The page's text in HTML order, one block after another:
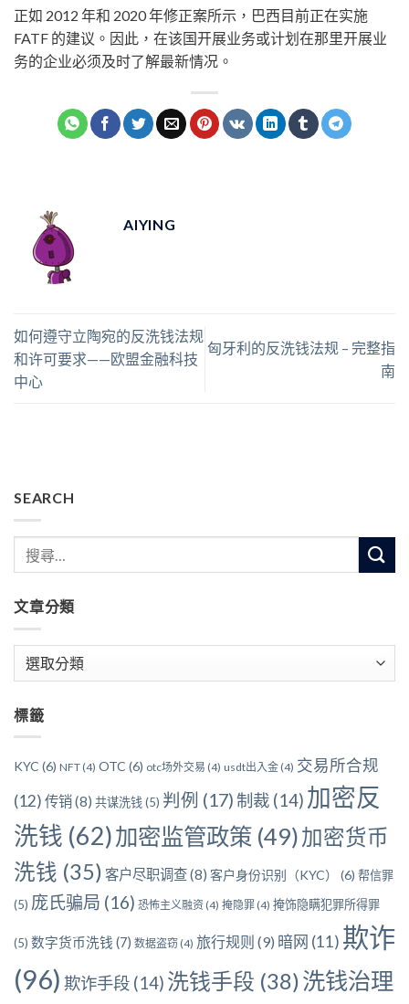
正如 2012 年和 2020 年修正案所示，巴西目前正在实施
FATF 的建议。因此，在该国开展业务或计划在那里开展业
务的企业必须及时了解最新情况。
AIYING
如何遵守立陶宛的反洗钱法规
和许可要求——欧盟金融科技
中心
匈牙利的反洗钱法规 – 完整指
南
SEARCH
文章分類
類
標籤
KYC (6) NFT (4) OTC (6) otc场外交易 (4) usdt出入金 (4) 交易所合规
(12) 传销(8) 共谋洗钱(5) 判例 (17)制裁 (14) 加密反
洗钱 (62)加密监管政策 (49)加密货币
洗钱 (35) 客户尽职调查(8) 客户身份识别（KYC） (6) 帮信罪
(5) 庞氏骗局 (16) 恐怖主义融资 (4) 掩隐罪 (4) 掩饰隐瞒犯罪所得罪
(5) 数字货币洗钱 (7) 数据盗窃 (4) 旅行规则 (9) 暗网 (11) 欺诈
(96) 欺诈手段 (14) 洗钱手段 (38)洗钱治理